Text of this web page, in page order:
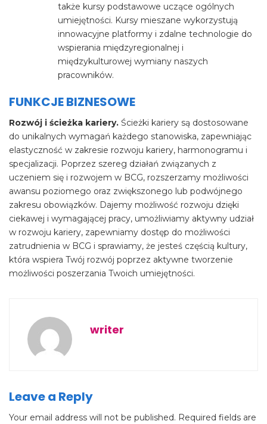
także kursy podstawowe uczące ogólnych
umiejętności. Kursy mieszane wykorzystują
innowacyjne platformy i zdalne technologie do
wspierania międzyregionalnej i
międzykulturowej wymiany naszych
pracowników.
FUNKCJE BIZNESOWE
Rozwój i ścieżka kariery. Ścieżki kariery są dostosowane
do unikalnych wymagań każdego stanowiska, zapewniając
elastyczność w zakresie rozwoju kariery, harmonogramu i
specjalizacji. Poprzez szereg działań związanych z
uczeniem się i rozwojem w BCG, rozszerzamy możliwości
awansu poziomego oraz zwiększonego lub podwójnego
zakresu obowiązków. Dajemy możliwość rozwoju dzięki
ciekawej i wymagającej pracy, umożliwiamy aktywny udział
w rozwoju kariery, zapewniamy dostęp do możliwości
zatrudnienia w BCG i sprawiamy, że jesteś częścią kultury,
która wspiera Twój rozwój poprzez aktywne tworzenie
możliwości poszerzania Twoich umiejętności.
writer
Leave a Reply
Your email address will not be published. Required fields are